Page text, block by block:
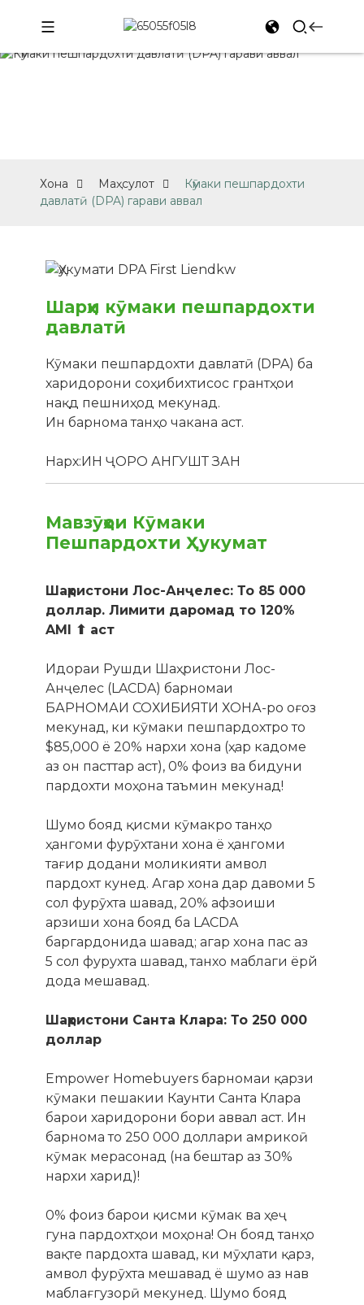
Хона Маҳсулот
Кӯмаки пешпардохти
давлатӣ (DPA) гарави аввал
Шарҳи кӯмаки пешпардохти
давлатӣ
Кӯмаки пешпардохти давлатӣ (DPA) ба
харидорони соҳибихтисос грантҳои
нақд пешниҳод мекунад.
Ин барнома танҳо чакана аст.
Нарх:ИН ҶОРО АНГУШТ ЗАН
Мавзӯҳои Кӯмаки
Пешпардохти Ҳукумат
Шаҳристони Лос-Анҷелес: То 85 000
доллар. Лимити даромад то 120%
AMI ⬆ аст
Идораи Рушди Шаҳристони Лос-
Анҷелес (LACDA) барномаи
БАРНОМАИ СОХИБИЯТИ ХОНА-ро оғоз
мекунад, ки кӯмаки пешпардохтро то
$85,000 ё 20% нархи хона (ҳар кадоме
аз он пасттар аст), 0% фоиз ва бидуни
пардохти моҳона таъмин мекунад!
Шумо бояд қисми кӯмакро танҳо
ҳангоми фурӯхтани хона ё ҳангоми
тағир додани моликияти амвол
пардохт кунед. Агар хона дар давоми 5
сол фурӯхта шавад, 20% афзоиши
арзиши хона бояд ба LACDA
баргардонида шавад; агар хона пас аз
5 сол фурухта шавад, танхо маблаги ёрй
дода мешавад.
Шаҳристони Санта Клара: То 250 000
доллар
Empower Homebuyers барномаи қарзи
кӯмаки пешакии Каунти Санта Клара
барои харидорони бори аввал аст. Ин
барнома то 250 000 доллари амрикоӣ
кӯмак мерасонад (на бештар аз 30%
нархи харид)!
0% фоиз барои қисми кӯмак ва ҳеҷ
гуна пардохтҳои моҳона! Он бояд танҳо
вақте пардохта шавад, ки мӯҳлати қарз,
амвол фурӯхта мешавад ё шумо аз нав
маблағгузорӣ мекунед. Шумо бояд